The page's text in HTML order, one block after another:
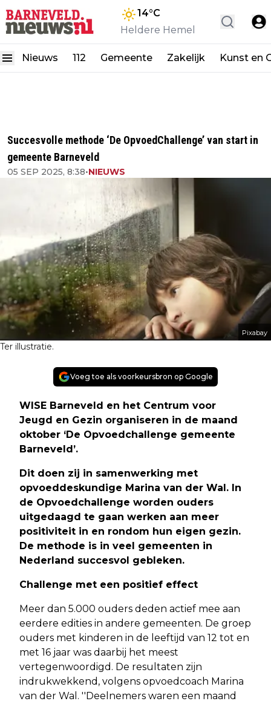
14°C
Heldere Hemel
Nieuws 112 Gemeente Zakelijk Kunst en
Succesvolle methode ‘De OpvoedChallenge’ van start in
gemeente Barneveld
05 SEP 2025, 8:38•NIEUWS
Pixabay
Ter illustratie.
Voeg toe als voorkeursbron op Google
WISE Barneveld en het Centrum voor
Jeugd en Gezin organiseren in de maand
oktober ‘De Opvoedchallenge gemeente
Barneveld’.
Dit doen zij in samenwerking met
opvoeddeskundige Marina van der Wal. In
de Opvoedchallenge worden ouders
uitgedaagd te gaan werken aan meer
positiviteit in en rondom hun eigen gezin.
De methode is in veel gemeenten in
Nederland succesvol gebleken.
Challenge met een positief effect
Meer dan 5.000 ouders deden actief mee aan
eerdere edities in andere gemeenten. De groep
ouders met kinderen in de leeftijd van 12 tot en
met 16 jaar was daarbij het meest
vertegenwoordigd. De resultaten zijn
indrukwekkend, volgens opvoedcoach Marina
van der Wal. ''Deelnemers waren een maand